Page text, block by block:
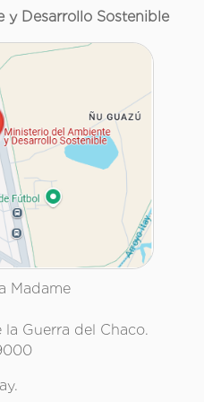
y Desarrollo Sostenible
Madame
la Guerra del Chaco.